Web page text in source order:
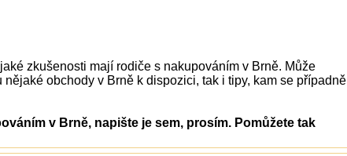
zkušenosti mají rodiče s nakupováním v Brně. Může
obchody v Brně k dispozici, tak i tipy, kam se případně
v Brně, napište je sem, prosím. Pomůžete tak